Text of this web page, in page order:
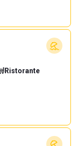
Ristorante